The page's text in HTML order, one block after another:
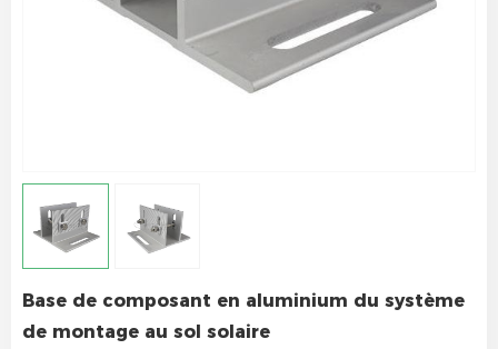
Base de composant en aluminium du système
de montage au sol solaire